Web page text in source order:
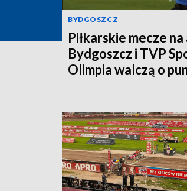
BYDGOSZCZ
Piłkarskie mecze
Bydgoszcz i TVP
Olimpia walczą o